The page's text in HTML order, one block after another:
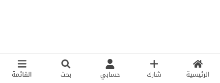
الرئيسية شارك حسابي بحث القائمة